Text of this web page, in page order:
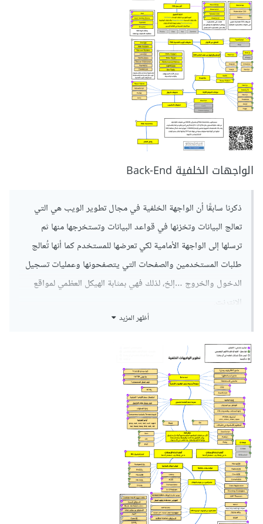
الواجهات الخلفية Back-End
ذكرنا سابقًا أن الواجهة الخلفية في مجال تطوير الويب هي التي
تعالج البيانات وتخزنها في قواعد البيانات وتستخرجها منها ثم
ترسلها إلى الواجهة الأمامية لكي تعرضها للمستخدم كما أنها تُعالج
طلبات المستخدمين والصفحات التي يتصفحونها وعمليات تسجيل
الدخول والخروج …إلخ، لذلك فهي بمثابة الهيكل العظمي لمواقع
الإنترنت.
أظهر المزيد